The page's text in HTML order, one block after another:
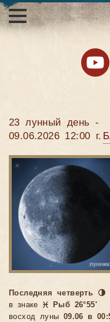
23 лунный день -
09.06.2026 12:00 г.
Последняя четверть 🌗
в знаке ♓ Рыб 26°55'
восход луны 09.06 в